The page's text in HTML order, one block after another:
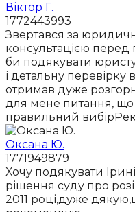
Віктор Г.
1772443993
Звертався за
консультацією перед
би подякувати юристу
і детальну перевірку
отримав дуже
для мене питання,
правильний
Оксана Ю.
1771949879
Хочу подякувати
рішення суду про
2011 році,дуже